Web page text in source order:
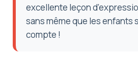
excellente leçon
sans même que les enfants
compte !